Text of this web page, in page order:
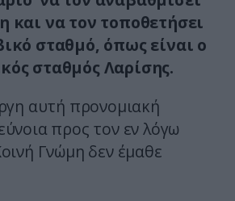
και να τον τοποθετήσει
σταθμό, όπως είναι ο
σταθμός Λαρίσης.
αυτή προνομιακή
προς τον εν λόγω
Γνώμη δεν έμαθε